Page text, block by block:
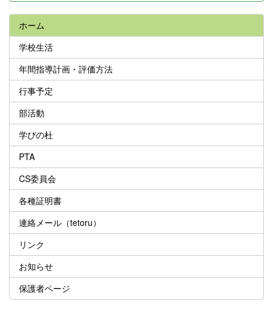
ホーム
学校生活
年間指導計画・評価方法
行事予定
部活動
学びの杜
PTA
CS委員会
各種証明書
連絡メール（tetoru）
リンク
お知らせ
保護者ページ